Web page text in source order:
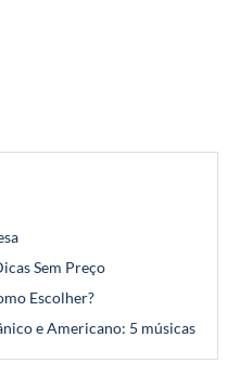
Sem Preço
Escolher?
e Americano: 5 músicas